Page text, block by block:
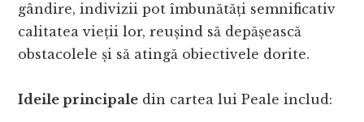
gândire, indivizii pot îmbunătăți semnificativ
calitatea vieții lor, reușind să depășească
obstacolele și să atingă obiectivele dorite.
Ideile principale din cartea lui Peale includ: